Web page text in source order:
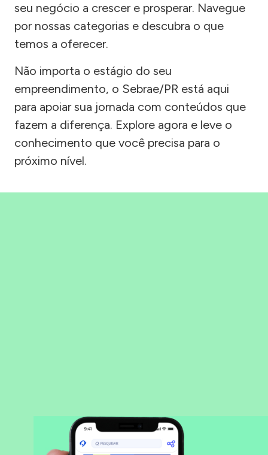
seu negócio a crescer e prosperar. Navegue
por nossas categorias e descubra o que
temos a oferecer.
Não importa o estágio do seu
empreendimento, o Sebrae/PR está aqui
para apoiar sua jornada com conteúdos que
fazem a diferença. Explore agora e leve o
conhecimento que você precisa para o
próximo nível.